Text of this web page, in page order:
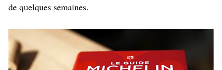
de quelques semaines.